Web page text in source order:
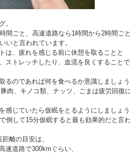
。
間ごと、高速道路なら1時間から2時間ご
いと言われています。
は、疲れを感じる前に休憩を取ることと
ストレッチしたり、血流を良くすること
るのであれば何を食べるか意識しましょ
肉、キノコ類、ナッツ、ごまは疲労回復
感じていたら仮眠をとるようにしましょ
倒して15分仮眠すると最も効果的だと言
離の目安は、
速道路で300kmぐらい、